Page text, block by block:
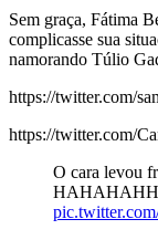
Sem graça, Fátima
complicasse sua
namorando Túlio
https://twitter.com/
https://twitter.com/
O cara levou